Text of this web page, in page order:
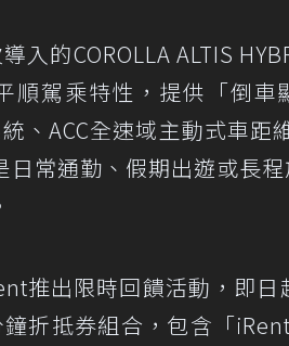
的COROLLA ALTIS
順駕乘特性，提供「倒車
、ACC全速域主動式車距
常通勤、假期出遊或長程
推出限時回饋活動，即
折抵券組合，包含「